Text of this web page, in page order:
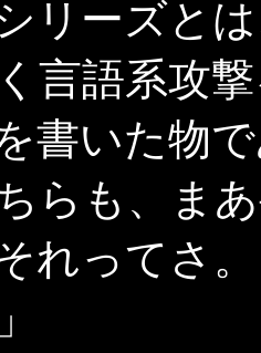
リーズと
言語系攻
書いた物
らも、ま
れってさ